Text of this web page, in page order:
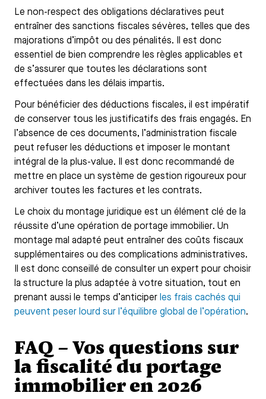
Le non-respect des obligations déclaratives peut
entraîner des sanctions fiscales sévères, telles que des
majorations d’impôt ou des pénalités. Il est donc
essentiel de bien comprendre les règles applicables et
de s’assurer que toutes les déclarations sont
effectuées dans les délais impartis.
Pour bénéficier des déductions fiscales, il est impératif
de conserver tous les justificatifs des frais engagés. En
l’absence de ces documents, l’administration fiscale
peut refuser les déductions et imposer le montant
intégral de la plus-value. Il est donc recommandé de
mettre en place un système de gestion rigoureux pour
archiver toutes les factures et les contrats.
Le choix du montage juridique est un élément clé de la
réussite d’une opération de portage immobilier. Un
montage mal adapté peut entraîner des coûts fiscaux
supplémentaires ou des complications administratives.
Il est donc conseillé de consulter un expert pour choisir
la structure la plus adaptée à votre situation, tout en
prenant aussi le temps d’anticiper les frais cachés qui
peuvent peser lourd sur l’équilibre global de l’opération.
FAQ – Vos questions sur
la fiscalité du portage
immobilier en 2026